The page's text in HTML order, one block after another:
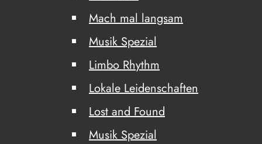
Mach mal langsam
Musik Spezial
Limbo Rhythm
Lokale Leidenschaften
Lost and Found
Musik Spezial